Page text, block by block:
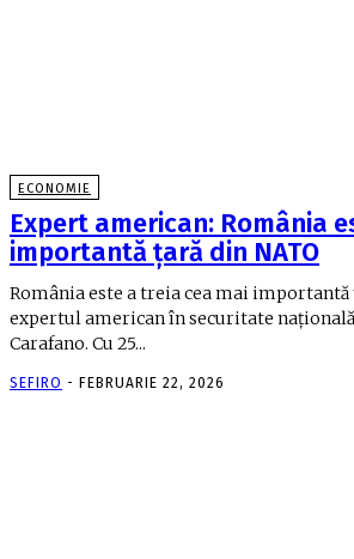
ECONOMIE
Expert american: România
importantă țară din NATO
România este a treia cea mai importantă
expertul american în securitate
Carafano. Cu 25...
SEFIRO - FEBRUARIE 22, 2026